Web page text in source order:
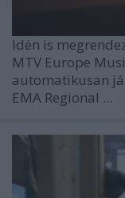
Idén is
MTV Europe
automatikusan
EMA Regional ...